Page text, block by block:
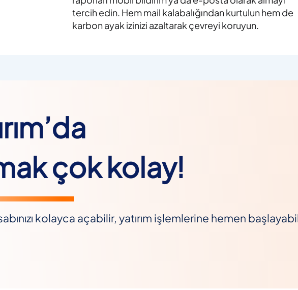
tercih edin. Hem mail kalabalığından kurtulun hem de
karbon ayak izinizi azaltarak çevreyi koruyun.
çok kolay!
kolayca açabilir, yatırım işlemlerine hemen